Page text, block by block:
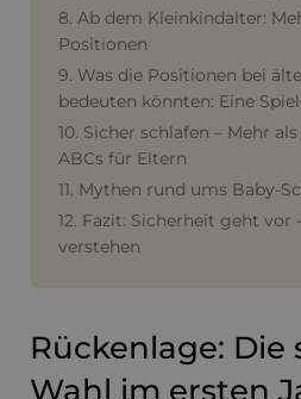
8. Ab dem Kleinkindalter:
Positionen
9. Was die Positionen bei
bedeuten könnten: Eine
10. Sicher schlafen – Mehr
ABCs für Eltern
11. Mythen rund ums Baby-
12. Fazit: Sicherheit geht vor
verstehen
Rückenlage: Die
Wahl im ersten